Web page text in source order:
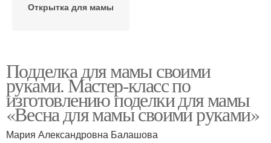
Открытка для мамы
Подделка для мамы своими
руками. Мастер-класс по
изготовлению поделки для мамы
«Весна для мамы своими руками»
Мария Александровна Балашова